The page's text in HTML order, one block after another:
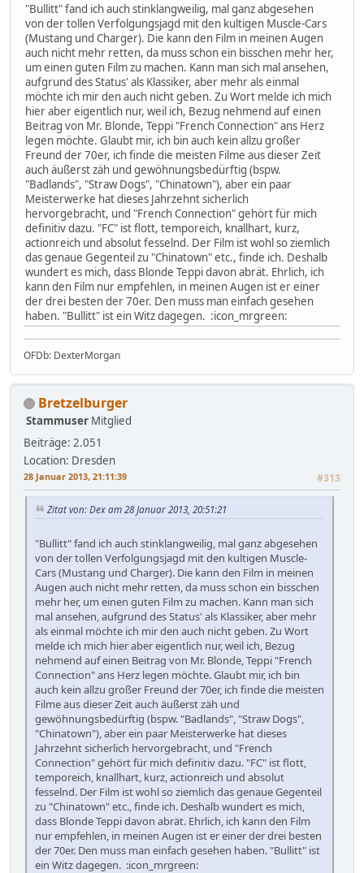
"Bullitt" fand ich auch stinklangweilig, mal ganz abgesehen
von der tollen Verfolgungsjagd mit den kultigen Muscle-Cars
(Mustang und Charger). Die kann den Film in meinen Augen
auch nicht mehr retten, da muss schon ein bisschen mehr her,
um einen guten Film zu machen. Kann man sich mal ansehen,
aufgrund des Status' als Klassiker, aber mehr als einmal
möchte ich mir den auch nicht geben. Zu Wort melde ich mich
hier aber eigentlich nur, weil ich, Bezug nehmend auf einen
Beitrag von Mr. Blonde, Teppi "French Connection" ans Herz
legen möchte. Glaubt mir, ich bin auch kein allzu großer
Freund der 70er, ich finde die meisten Filme aus dieser Zeit
auch äußerst zäh und gewöhnungsbedürftig (bspw.
"Badlands", "Straw Dogs", "Chinatown"), aber ein paar
Meisterwerke hat dieses Jahrzehnt sicherlich
hervorgebracht, und "French Connection" gehört für mich
definitiv dazu. "FC" ist flott, temporeich, knallhart, kurz,
actionreich und absolut fesselnd. Der Film ist wohl so ziemlich
das genaue Gegenteil zu "Chinatown" etc., finde ich. Deshalb
wundert es mich, dass Blonde Teppi davon abrät. Ehrlich, ich
kann den Film nur empfehlen, in meinen Augen ist er einer
der drei besten der 70er. Den muss man einfach gesehen
haben. "Bullitt" ist ein Witz dagegen. :icon_mrgreen:
OFDb: DexterMorgan
Bretzelburger
Stammuser Mitglied
Beiträge: 2.051
Location: Dresden
28 Januar 2013, 21:11:39 #313
Zitat von: Dex am 28 Januar 2013, 20:51:21
"Bullitt" fand ich auch stinklangweilig, mal ganz abgesehen
von der tollen Verfolgungsjagd mit den kultigen Muscle-
Cars (Mustang und Charger). Die kann den Film in meinen
Augen auch nicht mehr retten, da muss schon ein bisschen
mehr her, um einen guten Film zu machen. Kann man sich
mal ansehen, aufgrund des Status' als Klassiker, aber mehr
als einmal möchte ich mir den auch nicht geben. Zu Wort
melde ich mich hier aber eigentlich nur, weil ich, Bezug
nehmend auf einen Beitrag von Mr. Blonde, Teppi "French
Connection" ans Herz legen möchte. Glaubt mir, ich bin
auch kein allzu großer Freund der 70er, ich finde die meisten
Filme aus dieser Zeit auch äußerst zäh und
gewöhnungsbedürftig (bspw. "Badlands", "Straw Dogs",
"Chinatown"), aber ein paar Meisterwerke hat dieses
Jahrzehnt sicherlich hervorgebracht, und "French
Connection" gehört für mich definitiv dazu. "FC" ist flott,
temporeich, knallhart, kurz, actionreich und absolut
fesselnd. Der Film ist wohl so ziemlich das genaue Gegenteil
zu "Chinatown" etc., finde ich. Deshalb wundert es mich,
dass Blonde Teppi davon abrät. Ehrlich, ich kann den Film
nur empfehlen, in meinen Augen ist er einer der drei besten
der 70er. Den muss man einfach gesehen haben. "Bullitt" ist
ein Witz dagegen. :icon_mrgreen: